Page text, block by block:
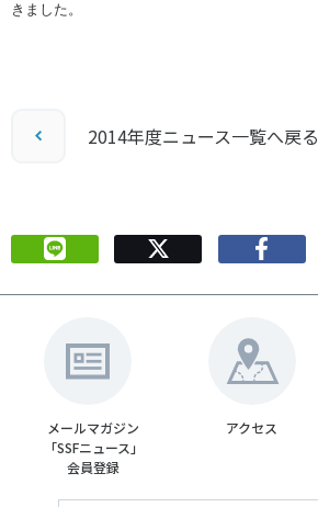
きました。
2014年度ニュース一覧へ戻る
メールマガジン
「SSFニュース」
会員登録
アクセス